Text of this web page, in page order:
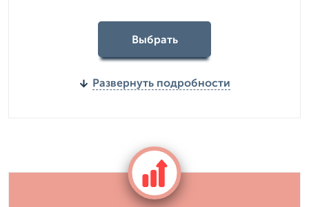
Выбрать
Развернуть подробности